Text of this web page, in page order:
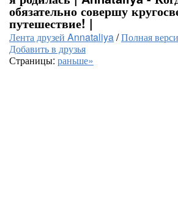
обязательно совершу
путешествие! |
Лента друзей Annataliya/Полная
Добавить в друзья
Страницы: раньше»